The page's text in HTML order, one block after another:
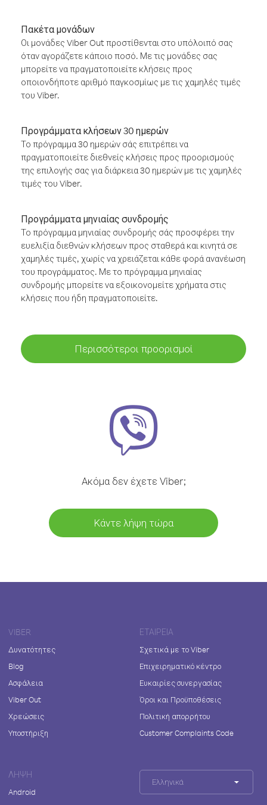
Πακέτα μονάδων
Οι μονάδες Viber Out προστίθενται στο υπόλοιπό σας
όταν αγοράζετε κάποιο ποσό. Με τις μονάδες σας
μπορείτε να πραγματοποιείτε κλήσεις προς
οποιονδήποτε αριθμό παγκοσμίως με τις χαμηλές τιμές
του Viber.
Προγράμματα κλήσεων 30 ημερών
Το πρόγραμμα 30 ημερών σάς επιτρέπει να
πραγματοποιείτε διεθνείς κλήσεις προς προορισμούς
της επιλογής σας για διάρκεια 30 ημερών με τις χαμηλές
τιμές του Viber.
Προγράμματα μηνιαίας συνδρομής
Το πρόγραμμα μηνιαίας συνδρομής σάς προσφέρει την
ευελιξία διεθνών κλήσεων προς σταθερά και κινητά σε
χαμηλές τιμές, χωρίς να χρειάζεται κάθε φορά ανανέωση
του προγράμματος. Με το πρόγραμμα μηνιαίας
συνδρομής μπορείτε να εξοικονομείτε χρήματα στις
κλήσεις που ήδη πραγματοποιείτε.
Περισσότεροι προορισμοί
Ακόμα δεν έχετε Viber;
Κάντε λήψη τώρα
VIBER
Δυνατότητες
Blog
Ασφάλεια
Viber Out
Χρεώσεις
Υποστήριξη
ΕΤΑΙΡΕΊΑ
Σχετικά με το Viber
Επιχειρηματικό κέντρο
Ευκαιρίες συνεργασίας
Όροι και Προϋποθέσεις
Πολιτική απορρήτου
Customer Complaints Code
ΛΉΨΗ
Android
Ελληνικά